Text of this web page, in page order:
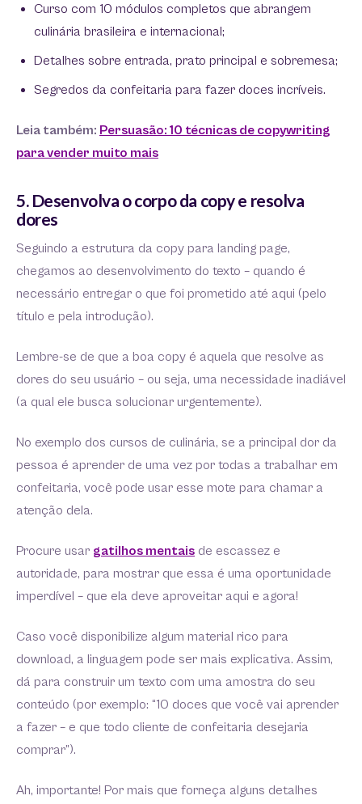
Curso com 10 módulos completos que abrangem
culinária brasileira e internacional;
Detalhes sobre entrada, prato principal e sobremesa;
Segredos da confeitaria para fazer doces incríveis.
Leia também: Persuasão: 10 técnicas de copywriting
para vender muito mais
5. Desenvolva o corpo da copy e resolva
dores
Seguindo a estrutura da copy para landing page,
chegamos ao desenvolvimento do texto – quando é
necessário entregar o que foi prometido até aqui (pelo
título e pela introdução).
Lembre-se de que a boa copy é aquela que resolve as
dores do seu usuário – ou seja, uma necessidade inadiável
(a qual ele busca solucionar urgentemente).
No exemplo dos cursos de culinária, se a principal dor da
pessoa é aprender de uma vez por todas a trabalhar em
confeitaria, você pode usar esse mote para chamar a
atenção dela.
Procure usar gatilhos mentais de escassez e
autoridade, para mostrar que essa é uma oportunidade
imperdível – que ela deve aproveitar aqui e agora!
Caso você disponibilize algum material rico para
download, a linguagem pode ser mais explicativa. Assim,
dá para construir um texto com uma amostra do seu
conteúdo (por exemplo: “10 doces que você vai aprender
a fazer – e que todo cliente de confeitaria desejaria
comprar”).
Ah, importante! Por mais que forneça alguns detalhes